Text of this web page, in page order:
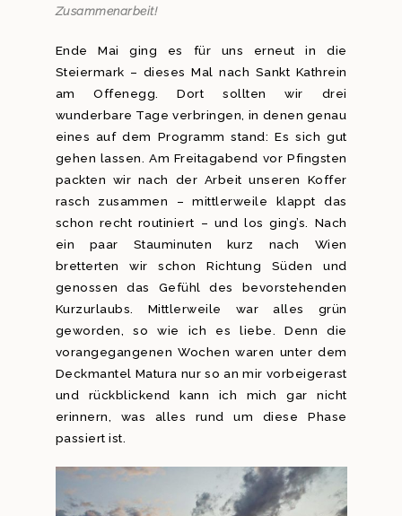
Zusammenarbeit!
Ende Mai ging es für uns erneut in die
Steiermark – dieses Mal nach Sankt Kathrein
am Offenegg. Dort sollten wir drei
wunderbare Tage verbringen, in denen genau
eines auf dem Programm stand: Es sich gut
gehen lassen. Am Freitagabend vor Pfingsten
packten wir nach der Arbeit unseren Koffer
rasch zusammen – mittlerweile klappt das
schon recht routiniert – und los ging’s. Nach
ein paar Stauminuten kurz nach Wien
bretterten wir schon Richtung Süden und
genossen das Gefühl des bevorstehenden
Kurzurlaubs. Mittlerweile war alles grün
geworden, so wie ich es liebe. Denn die
vorangegangenen Wochen waren unter dem
Deckmantel Matura nur so an mir vorbeigerast
und rückblickend kann ich mich gar nicht
erinnern, was alles rund um diese Phase
passiert ist.